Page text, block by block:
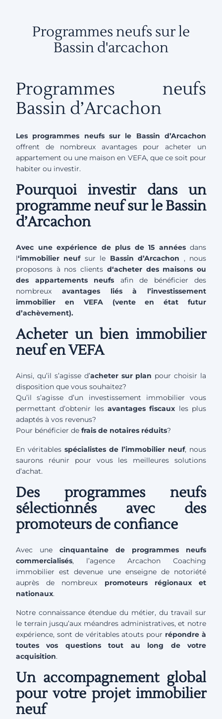
Programmes neufs sur le
Bassin d'arcachon
Programmes neufs
Bassin d’Arcachon
Les programmes neufs sur le Bassin d’Arcachon
offrent de nombreux avantages pour acheter un
appartement ou une maison en VEFA, que ce soit pour
habiter ou investir.
Pourquoi investir dans un
programme neuf sur le Bassin
d’Arcachon
Avec une expérience de plus de 15 annéesdans
l‘immobilier neufsur le Bassin d’Arcachon , nous
proposons à nos clients d‘acheter des maisons ou
des appartements neufs afin de bénéficier des
nombreux avantages liés à l’investissement
immobilier
en VEFA (vente en état futur
d’achèvement).
Acheter un bien immobilier
neuf en VEFA
Ainsi, qu’il s’agisse d’acheter sur plan pour choisir la
disposition que vous souhaitez?
Qu’il s’agisse d’un investissement immobilier vous
permettant d’obtenir les avantages fiscaux les plus
adaptés à vos revenus?
Pour bénéficier de frais de notaires réduits?
En véritables spécialistes de l’immobilier neuf, nous
saurons réunir pour vous les meilleures solutions
d’achat.
Des programmes neufs
sélectionnés avec des
promoteurs de confiance
Avec une cinquantaine de programmes neufs
commercialisés, l’agence Arcachon Coaching
immobilier est devenue une enseigne de notoriété
auprès de nombreux promoteurs régionaux et
nationaux.
Notre connaissance étendue du métier, du travail sur
le terrain jusqu’aux méandres administratives, et notre
expérience, sont de véritables atouts pour répondre à
toutes vos questions tout au long de votre
acquisition.
Un accompagnement global
pour votre projet immobilier
neuf